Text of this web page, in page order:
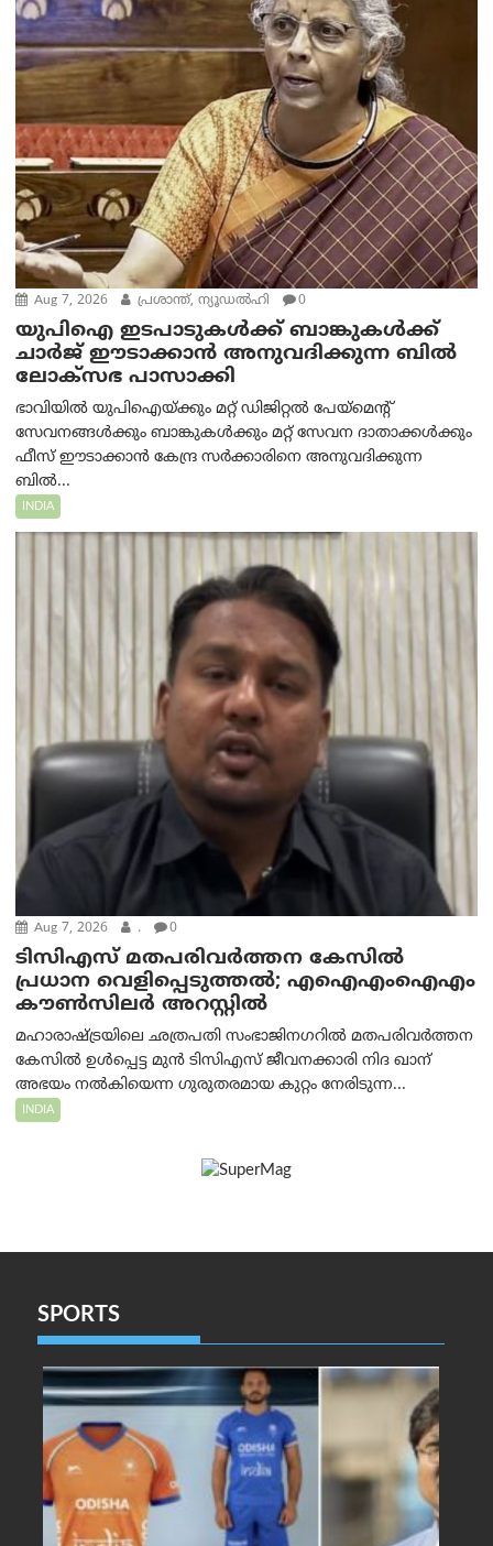
Aug 7, 2026 പ്രശാന്ത്, ന്യൂഡല്‍ഹി 0
യുപിഐ ഇടപാടുകൾക്ക് ബാങ്കുകൾക്ക്
ചാർജ് ഈടാക്കാൻ അനുവദിക്കുന്ന ബിൽ
ലോക്‌സഭ പാസാക്കി
ഭാവിയിൽ യുപിഐയ്ക്കും മറ്റ് ഡിജിറ്റൽ പേയ്‌മെന്റ്
സേവനങ്ങൾക്കും ബാങ്കുകൾക്കും മറ്റ് സേവന ദാതാക്കൾക്കും
ഫീസ് ഈടാക്കാൻ കേന്ദ്ര സർക്കാരിനെ അനുവദിക്കുന്ന
ബിൽ...
INDIA
Aug 7, 2026 . 0
ടിസിഎസ് മതപരിവർത്തന കേസിൽ
പ്രധാന വെളിപ്പെടുത്തൽ; എഐഎംഐഎം
കൗൺസിലർ അറസ്റ്റിൽ
മഹാരാഷ്ട്രയിലെ ഛത്രപതി സംഭാജിനഗറിൽ മതപരിവർത്തന
കേസിൽ ഉൾപ്പെട്ട മുൻ ടിസിഎസ് ജീവനക്കാരി നിദ ഖാന്
അഭയം നൽകിയെന്ന ഗുരുതരമായ കുറ്റം നേരിടുന്ന...
INDIA
SPORTS